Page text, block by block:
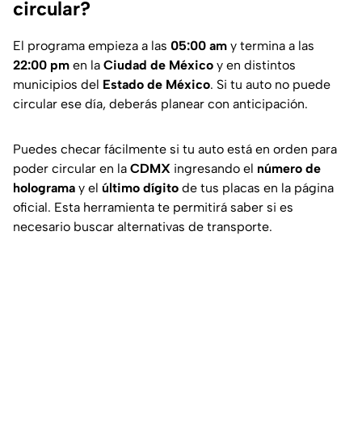
circular?
El programa empieza a las 05:00 am y termina a las
22:00 pm en la Ciudad de México y en distintos
municipios del Estado de México. Si tu auto no puede
circular ese día, deberás planear con anticipación.
Puedes checar fácilmente si tu auto está en orden para
poder circular en la CDMX ingresando el número de
holograma y el último dígito de tus placas en la página
oficial. Esta herramienta te permitirá saber si es
necesario buscar alternativas de transporte.